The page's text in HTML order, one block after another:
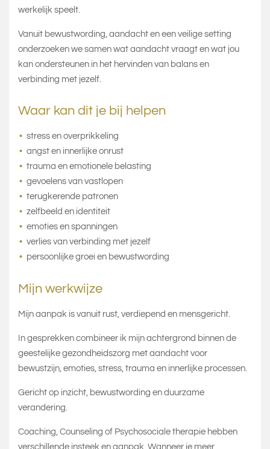
werkelijk speelt.
Vanuit bewustwording, aandacht en een veilige setting
onderzoeken we samen wat aandacht vraagt en wat jou
kan ondersteunen in het hervinden van balans en
verbinding met jezelf.
Waar kan dit je bij helpen
stress en overprikkeling
angst en innerlijke onrust
trauma en emotionele belasting
gevoelens van vastlopen
terugkerende patronen
zelfbeeld en identiteit
emoties en spanningen
verlies van verbinding met jezelf
persoonlijke groei en bewustwording
Mijn werkwijze
Mijn aanpak is vanuit rust, verdiepend en mensgericht.
In gesprekken combineer ik mijn achtergrond binnen de
geestelijke gezondheidszorg met aandacht voor
bewustzijn, emoties, stress, trauma en innerlijke processen.
Gericht op inzicht, bewustwording en duurzame
verandering.
Coaching, Counseling of Psychosociale therapie hebben
verschillende insteek en aanpak. Wanneer je meer